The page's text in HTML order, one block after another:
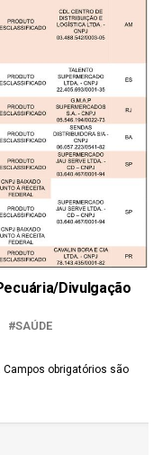
Divulgação
SAÚDE
Campos obrigatórios são